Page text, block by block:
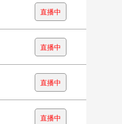
直播中
直播中
直播中
直播中